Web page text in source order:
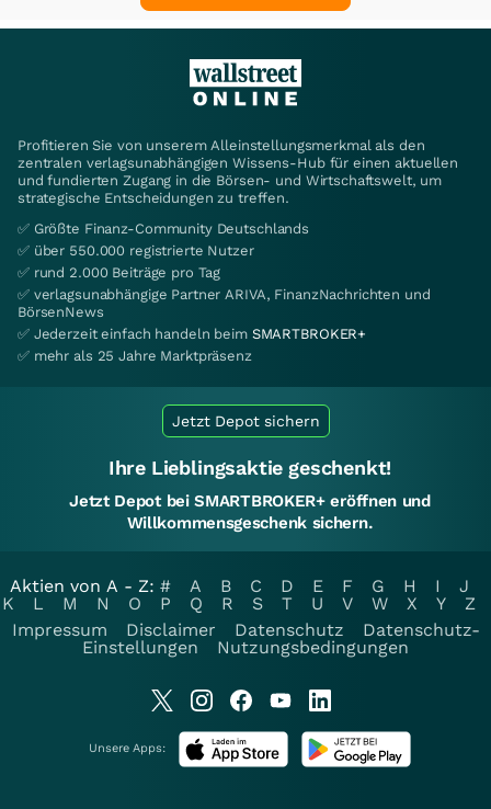
Profitieren Sie von unserem Alleinstellungsmerkmal als den
zentralen verlagsunabhängigen Wissens-Hub für einen aktuellen
und fundierten Zugang in die Börsen- und Wirtschaftswelt, um
strategische Entscheidungen zu treffen.
✅ Größte Finanz-Community Deutschlands
✅ über 550.000 registrierte Nutzer
✅ rund 2.000 Beiträge pro Tag
✅ verlagsunabhängige Partner ARIVA, FinanzNachrichten und
BörsenNews
✅ Jederzeit einfach handeln beim SMARTBROKER+
✅ mehr als 25 Jahre Marktpräsenz
Jetzt Depot sichern
Ihre Lieblingsaktie geschenkt!
Jetzt Depot bei SMARTBROKER+ eröffnen und
Willkommensgeschenk sichern.
Aktien von A - Z: # A B C D E F G H I
J
K
L M N O P Q R S T U V W X Y
Z
Impressum
Disclaimer Datenschutz
Datenschutz-
Einstellungen
Nutzungsbedingungen
Unsere Apps: